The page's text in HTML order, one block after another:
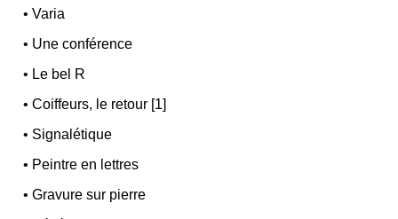
•Varia
• Une conférence
• Le bel R
•Coiffeurs, le retour [1]
• Signalétique
• Peintre en lettres
•Gravure sur pierre